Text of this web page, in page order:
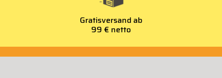
Gratisversand ab
99 € netto